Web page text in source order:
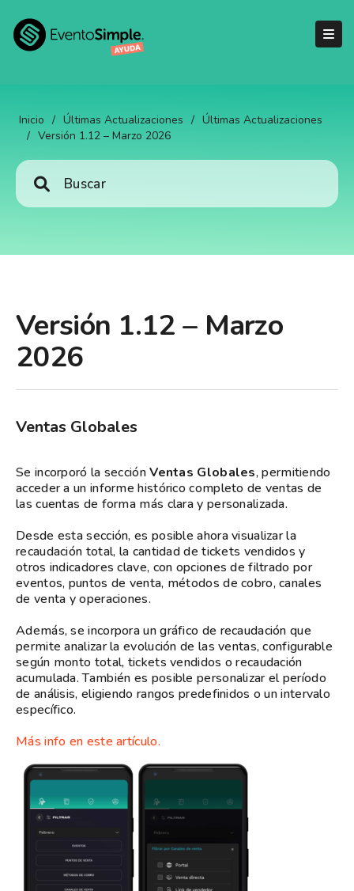
Inicio / Últimas Actualizaciones / Últimas Actualizaciones
/ Versión 1.12 – Marzo 2026
Versión 1.12 – Marzo
2026
Ventas Globales
Se incorporó la secciónVentas Globales, permitiendo
acceder a un informe histórico completo de ventas de
las cuentas de forma más clara y personalizada.
Desde esta sección, es posible ahora visualizar la
recaudación total, la cantidad de tickets vendidos y
otros indicadores clave, con opciones de filtrado por
eventos, puntos de venta, métodos de cobro, canales
de venta y operaciones.
Además, se incorpora un gráfico de recaudación que
permite analizar la evolución de las ventas, configurable
según monto total, tickets vendidos o recaudación
acumulada. También es posible personalizar el período
de análisis, eligiendo rangos predefinidos o un intervalo
específico.
Más info en este artículo.